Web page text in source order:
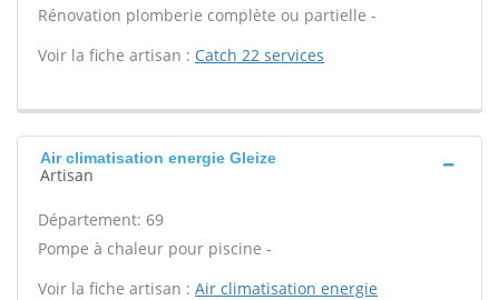
Rénovation plomberie complète ou partielle -
Voir la fiche artisan : Catch 22 services
Air climatisation energie Gleize
Artisan
Département: 69
Pompe à chaleur pour piscine -
Voir la fiche artisan : Air climatisation energie